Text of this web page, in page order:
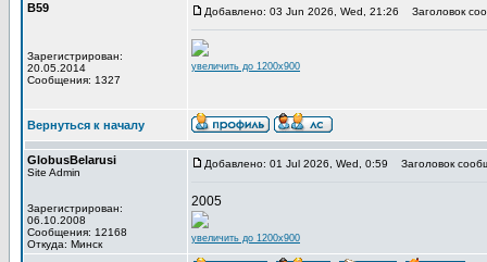
В59
Зарегистрирован:
20.05.2014
Сообщения: 1327
Добавлено: 03 Jun 2026, Wed, 21:26 Заголовок
увеличить до 1200x900
Вернуться к началу
GlobusBelarusi
Site Admin
Зарегистрирован:
06.10.2008
Сообщения: 12168
Откуда: Минск
Добавлено: 01 Jul 2026, Wed, 0:59 Заголовок
2005
увеличить до 1200x900